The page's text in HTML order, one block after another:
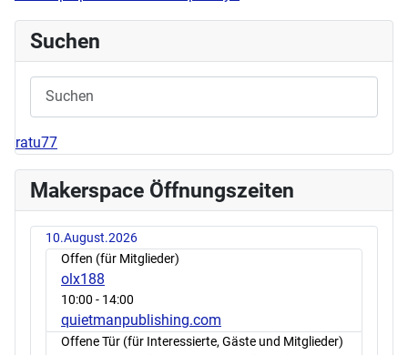
Suchen
ratu77
Makerspace Öffnungszeiten
10.August.2026
Offen (für Mitglieder)
olx188
10:00 - 14:00
quietmanpublishing.com
Offene Tür (für Interessierte, Gäste und Mitglieder)